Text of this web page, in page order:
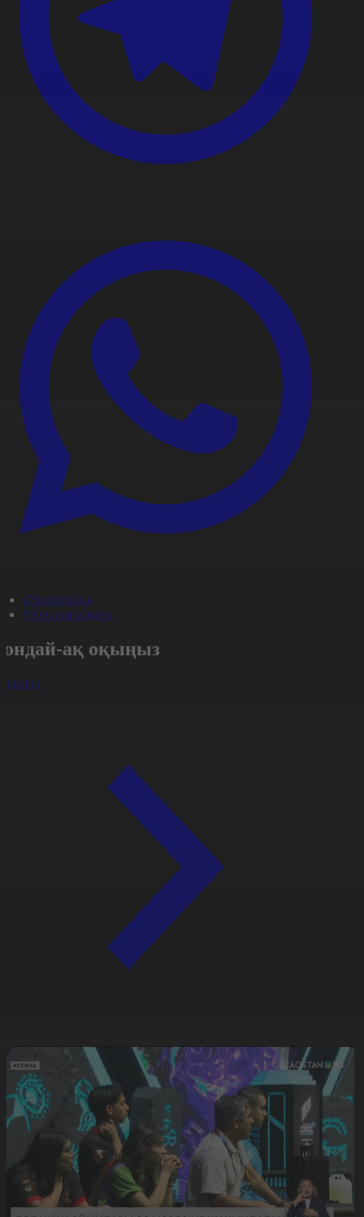
#Экономика
#Күн жаңалығы
ақ оқыңыз